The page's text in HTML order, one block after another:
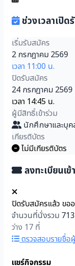
ช่วงเวลาเปิด
เริ่มรับสมัคร
2 กรกฎาคม 2569
เวลา 11:00 น.
ปิดรับสมัคร
24 กรกฎาคม 2569
เวลา 14:45 น.
ผู้มีสิทธิ์เข้าร่วม
นักศึกษาและบุ
เกียรติบัตร
ไม่มีเกียรติบัตร
ลงทะเบียนเข้
ปิดรับสมัครแล้ว ขอ
จำนวนที่นั่งรวม 713
ว่าง 17 ที่
ตรวจสอบรายชื่อ
แชร์กิจกรรม